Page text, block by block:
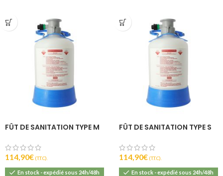
FÛT DE SANITATION TYPE M
114,90€ (T.T.C).
En stock - expédié sous 24h/48h
FÛT DE SANITATION TYPE S
114,90€ (T.T.C).
En stock - expédié sous 24h/48h